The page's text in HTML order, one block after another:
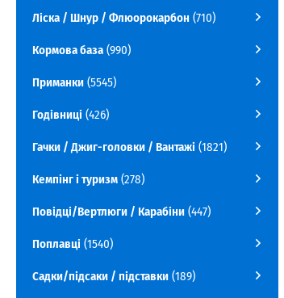
Ліска / Шнур / Флюорокарбон(710)
Кормова база(990)
Приманки(5545)
Годівниці (426)
Гачки / Джиг-головки / Вантажі (1821)
Кемпінг і туризм(278)
Повідці/Вертлюги / Карабіни(447)
Поплавці (1540)
Садки/підсаки / підставки(189)